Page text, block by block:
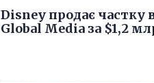
Disney продає частку
Global Media за $1,2